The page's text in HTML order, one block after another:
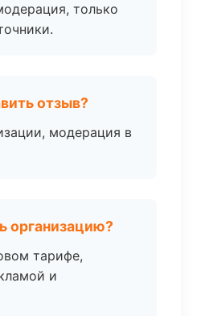
только
отзыв?
модерация в
организацию?
тарифе,
и